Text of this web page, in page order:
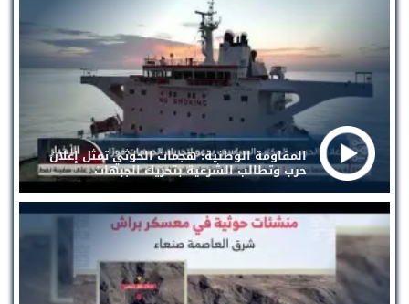
المقاومة الوطنية: هجمات الحوثي تمثل إعلان
حرب وتطالب الشرعية بتحريك الجبهات